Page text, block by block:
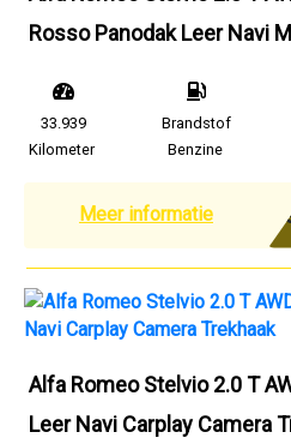
Rosso Panodak Leer Navi
33.939
Kilometer
Brandstof
Benzine
Meer informatie
Alfa Romeo Stelvio 2.0 T
Leer Navi Carplay Camera